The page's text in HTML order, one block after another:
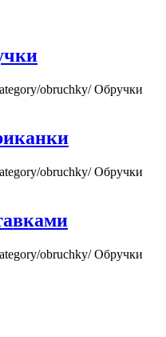
obruchky/Обручки
obruchky/Обручки
obruchky/Обручки